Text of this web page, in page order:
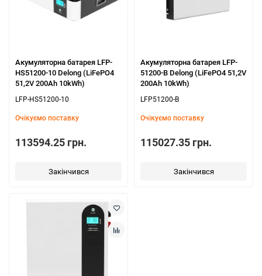
Акумуляторна батарея LFP-
HS51200-10 Delong (LiFePO4
51,2V 200Ah 10kWh)
LFP-HS51200-10
Очікуємо поставку
113594.25 грн.
Закінчився
Акумуляторна батарея LFP-
51200-B Delong (LiFePO4 51,2V
200Ah 10kWh)
LFP51200-B
Очікуємо поставку
115027.35 грн.
Закінчився